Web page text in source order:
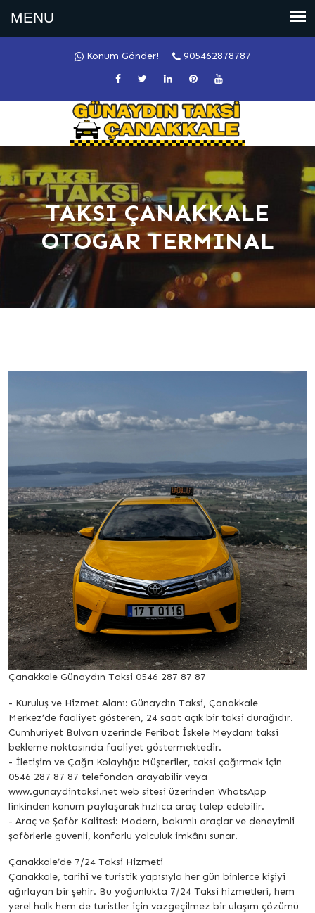
Konum Gönder! 905462878787
TAKSI ÇANAKKALE
OTOGAR TERMINAL
Çanakkale Günaydın Taksi 0546 287 87 87
- Kuruluş ve Hizmet Alanı: Günaydın Taksi, Çanakkale
Merkez’de faaliyet gösteren, 24 saat açık bir taksi durağıdır.
Cumhuriyet Bulvarı üzerinde Feribot İskele Meydanı taksi
bekleme noktasında faaliyet göstermektedir.
- İletişim ve Çağrı Kolaylığı: Müşteriler, taksi çağırmak için
0546 287 87 87 telefondan arayabilir veya
www.gunaydintaksi.net web sitesi üzerinden WhatsApp
linkinden konum paylaşarak hızlıca araç talep edebilir.
- Araç ve Şoför Kalitesi: Modern, bakımlı araçlar ve deneyimli
şoförlerle güvenli, konforlu yolculuk imkânı sunar.
Çanakkale’de 7/24 Taksi Hizmeti
Çanakkale, tarihi ve turistik yapısıyla her gün binlerce kişiyi
ağırlayan bir şehir. Bu yoğunlukta 7/24 Taksi hizmetleri, hem
yerel halk hem de turistler için vazgeçilmez bir ulaşım çözümü